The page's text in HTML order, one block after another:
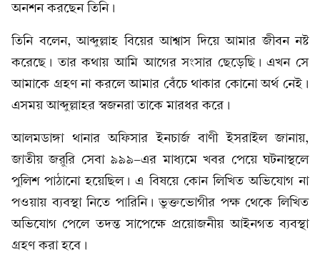
অনশন করছেন তিনি।
তিনি বলেন, আব্দুল্লাহ বিয়ের আশ্বাস দিয়ে আমার জীবন নষ্ট
করেছে। তার কথায় আমি আগের সংসার ছেড়েছি। এখন সে
আমাকে গ্রহণ না করলে আমার বেঁচে থাকার কোনো অর্থ নেই।
এসময় আব্দুল্লাহর স্বজনরা তাকে মারধর করে।
আলমডাঙ্গা থানার অফিসার ইনচার্জ বাণী ইসরাইল জানায়,
জাতীয় জরুরি সেবা ৯৯৯-এর মাধ্যমে খবর পেয়ে ঘটনাস্থলে
পুলিশ পাঠানো হয়েছিল। এ বিষয়ে কোন লিখিত অভিযোগ না
পওয়ায় ব্যবস্থা নিতে পারিনি। ভুক্তভোগীর পক্ষ থেকে লিখিত
অভিযোগ পেলে তদন্ত সাপেক্ষে প্রয়োজনীয় আইনগত ব্যবস্থা
গ্রহণ করা হবে।